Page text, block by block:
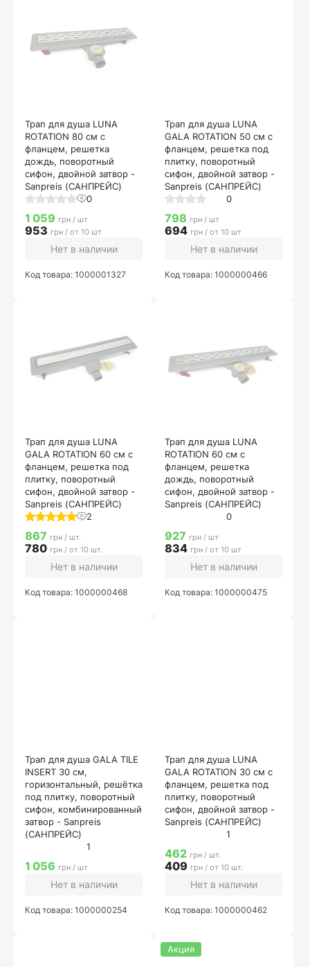
Трап для душа LUNA
ROTATION 80 см с
фланцем, решетка
дождь, поворотный
сифон, двойной затвор -
Sanpreis (САНПРЕЙС)
0
1 059 грн / шт
953 грн / от 10 шт
Нет в наличии
Код товара: 1000001327
Трап для душа LUNA
GALA ROTATION 50 см с
фланцем, решетка под
плитку, поворотный
сифон, двойной затвор -
Sanpreis (САНПРЕЙС)
0
798 грн / шт
694 грн / от 10 шт
Нет в наличии
Код товара: 1000000466
Трап для душа LUNA
GALA ROTATION 60 см с
фланцем, решетка под
плитку, поворотный
сифон, двойной затвор -
Sanpreis (САНПРЕЙС)
2
867 грн / шт.
780 грн / от 10 шт.
Нет в наличии
Код товара: 1000000468
Трап для душа LUNA
ROTATION 60 см с
фланцем, решетка
дождь, поворотный
сифон, двойной затвор -
Sanpreis (САНПРЕЙС)
0
927 грн / шт
834 грн / от 10 шт
Нет в наличии
Код товара: 1000000475
Трап для душа GALA TILE
INSERT 30 см,
горизонтальный, решётка
под плитку, поворотный
сифон, комбинированный
затвор - Sanpreis
(САНПРЕЙС)
1
1 056 грн / шт
Нет в наличии
Код товара: 1000000254
Трап для душа LUNA
GALA ROTATION 30 см с
фланцем, решетка под
плитку, поворотный
сифон, двойной затвор -
Sanpreis (САНПРЕЙС)
1
462 грн / шт.
409 грн / от 10 шт.
Нет в наличии
Код товара: 1000000462
Акция